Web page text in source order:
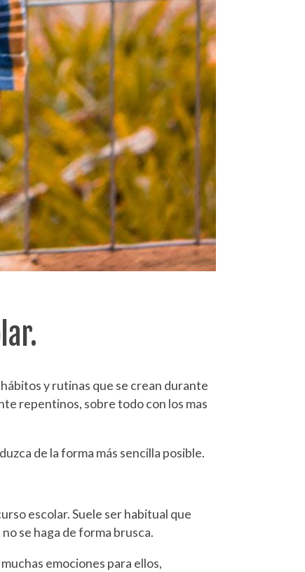
y rutinas que se crean durante
repentinos, sobre todo con los mas
de la forma más sencilla posible.
escolar. Suele ser habitual que
se haga de forma brusca.
emociones para ellos,